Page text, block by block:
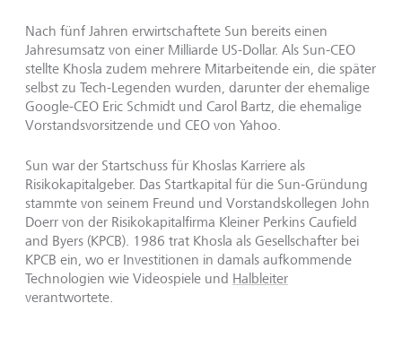
Nach fünf Jahren erwirtschaftete Sun bereits einen
Jahresumsatz von einer Milliarde US-Dollar. Als Sun-CEO
stellte Khosla zudem mehrere Mitarbeitende ein, die später
selbst zu Tech-Legenden wurden, darunter der ehemalige
Google-CEO Eric Schmidt und Carol Bartz, die ehemalige
Vorstandsvorsitzende und CEO von Yahoo.
Sun war der Startschuss für Khoslas Karriere als
Risikokapitalgeber. Das Startkapital für die Sun-Gründung
stammte von seinem Freund und Vorstandskollegen John
Doerr von der Risikokapitalfirma Kleiner Perkins Caufield
and Byers (KPCB). 1986 trat Khosla als Gesellschafter bei
KPCB ein, wo er Investitionen in damals aufkommende
Technologien wie Videospiele und Halbleiter
verantwortete.